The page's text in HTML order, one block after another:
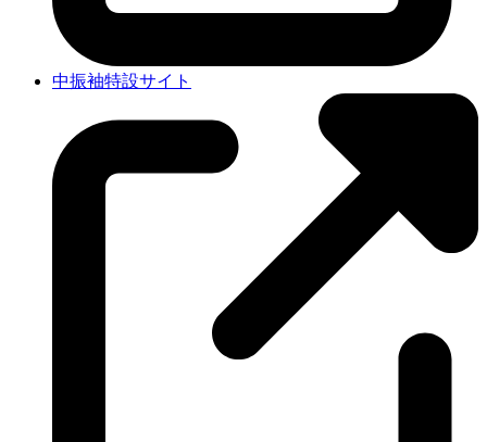
中振袖特設サイト